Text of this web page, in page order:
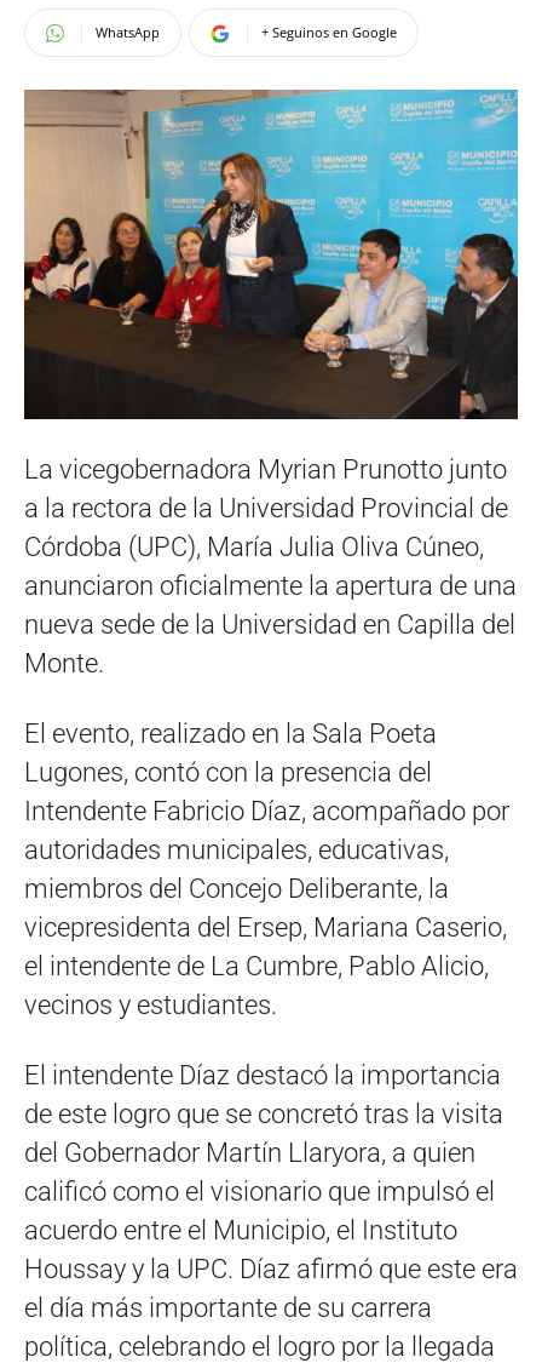
WhatsApp + Seguinos en Google
La vicegobernadora Myrian Prunotto junto
a la rectora de la Universidad Provincial de
Córdoba (UPC), María Julia Oliva Cúneo,
anunciaron oficialmente la apertura de una
nueva sede de la Universidad en Capilla del
Monte.
El evento, realizado en la Sala Poeta
Lugones, contó con la presencia del
Intendente Fabricio Díaz, acompañado por
autoridades municipales, educativas,
miembros del Concejo Deliberante, la
vicepresidenta del Ersep, Mariana Caserio,
el intendente de La Cumbre, Pablo Alicio,
vecinos y estudiantes.
El intendente Díaz destacó la importancia
de este logro que se concretó tras la visita
del Gobernador Martín Llaryora, a quien
calificó como el visionario que impulsó el
acuerdo entre el Municipio, el Instituto
Houssay y la UPC. Díaz afirmó que este era
el día más importante de su carrera
política, celebrando el logro por la llegada